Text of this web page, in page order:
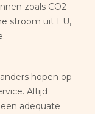
zoals CO2
stroom uit EU,
hopen op
Altijd
adequate